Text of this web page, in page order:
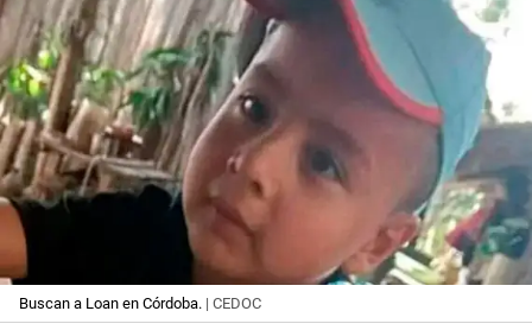
Buscan a Loan en Córdoba. | CEDOC